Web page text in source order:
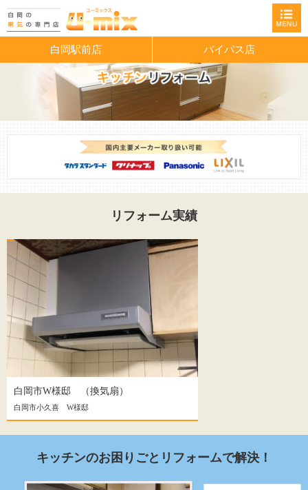
白岡駅前店 バイパス店
リフォーム実績
白岡市W様邸 （換気扇）
白岡市小久喜 W様邸
キッチンのお困りごとリフォームで解決！